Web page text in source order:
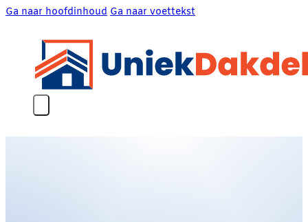
Ga naar hoofdinhoud Ga naar voettekst